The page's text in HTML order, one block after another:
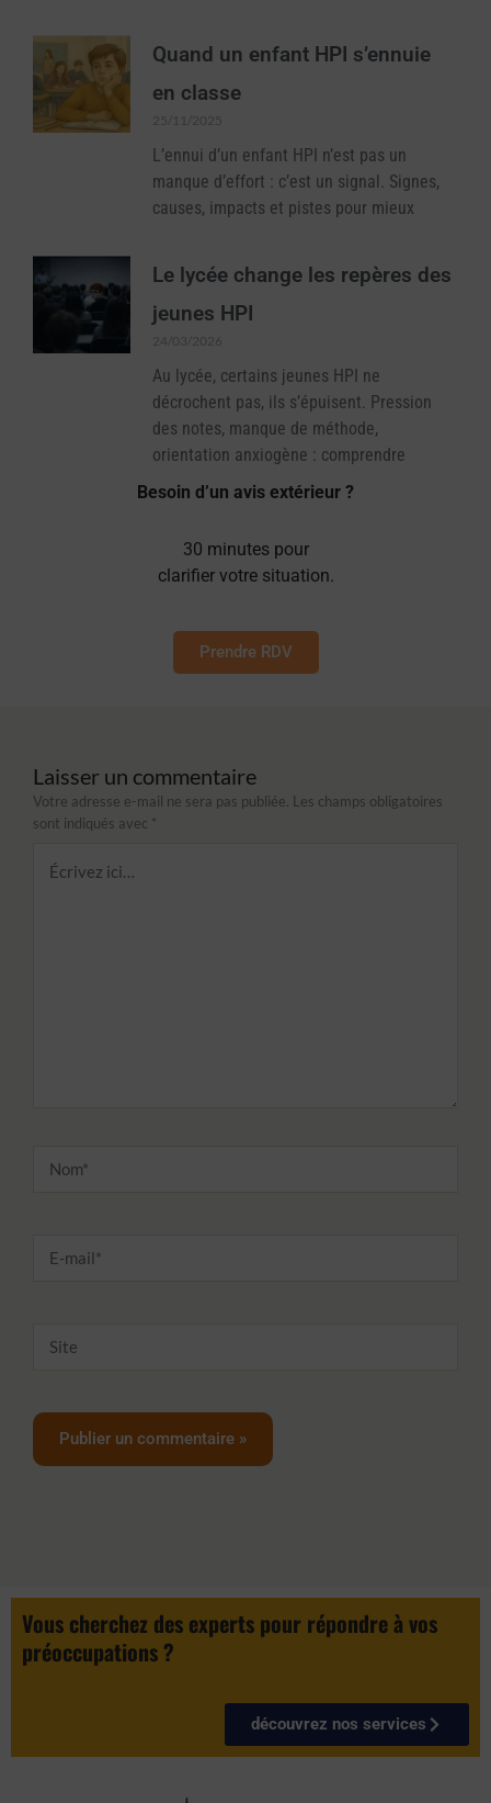
Besoin d’un avis extérieur ?
30 minutes pour
clarifier votre situation.
Prendre RDV
Quand un enfant HPI s’ennuie
en classe
25/11/2025
L’ennui d’un enfant HPI n’est pas un
manque d’effort : c’est un signal. Signes,
causes, impacts et pistes pour mieux
Le lycée change les repères des
jeunes HPI
24/03/2026
Au lycée, certains jeunes HPI ne
décrochent pas, ils s’épuisent. Pression
des notes, manque de méthode,
orientation anxiogène : comprendre
Laisser un commentaire
Votre adresse e-mail ne sera pas publiée. Les champs obligatoires
sont indiqués avec *
Nom*
Site
Vous cherchez des experts pour répondre à vos
préoccupations ?
découvrez nos services